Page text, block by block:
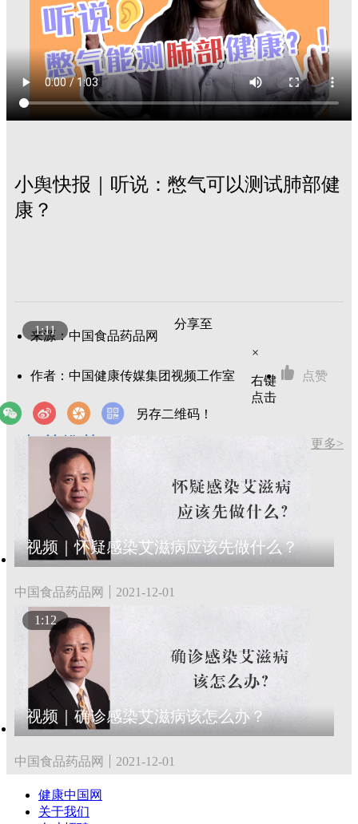
小舆快报｜听说：憋气可以测试肺部健
康？
来源：中国食品药品网
作者：中国健康传媒集团视频工作室 点赞
分享至
×
右键
点击
另存二维码！
相关推荐 更多>
1:11
视频｜怀疑感染艾滋病应该先做什么？
中国食品药品网 2021-12-01
1:12
视频｜确诊感染艾滋病该怎么办？
中国食品药品网 2021-12-01
健康中国网
关于我们